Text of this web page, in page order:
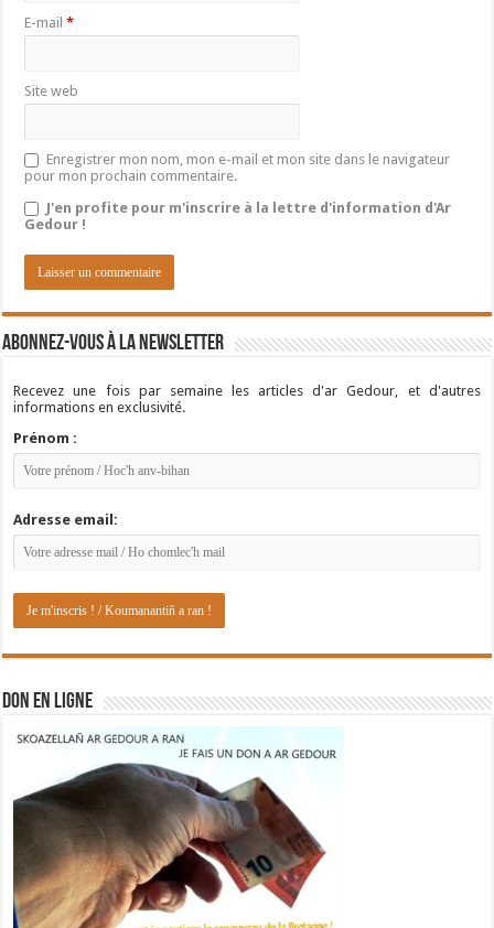
E-mail*
Site web
Enregistrer mon nom, mon e-mail et mon site dans le navigateur
pour mon prochain commentaire.
J'en profite pour m'inscrire à la lettre d'information d'Ar
Gedour !
Abonnez-vous à la newsletter
Recevez une fois par semaine les articles d'ar Gedour, et d'autres
informations en exclusivité.
Prénom :
Adresse email:
DON EN LIGNE